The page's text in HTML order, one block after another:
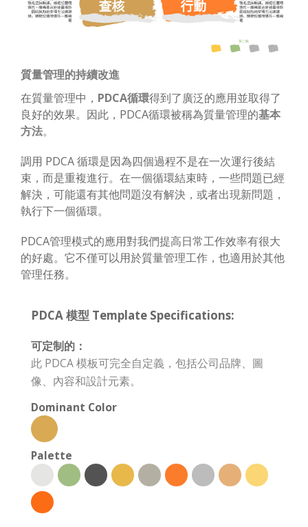
質量管理的持續改進
在質量管理中， PDCA循環得到了廣泛的應用並取得了
良好的效果。因此，PDCA循環被稱為質量管理的基本
方法。
調用 PDCA 循環是因為四個過程不是在一次運行後結
束，而是重複進行。在一個循環結束時，一些問題已經
解決，可能還有其他問題沒有解決，或者出現新問題，
執行下一個循環。
PDCA管理模式的應用對我們提高日常工作效率有很大
的好處。它不僅可以用於質量管理工作，也適用於其他
管理任務。
PDCA 模型 Template Specifications:
可定制的：
此 PDCA 模板可完全自定義，包括公司品牌、圖
像、內容和設計元素。
Dominant Color
Palette